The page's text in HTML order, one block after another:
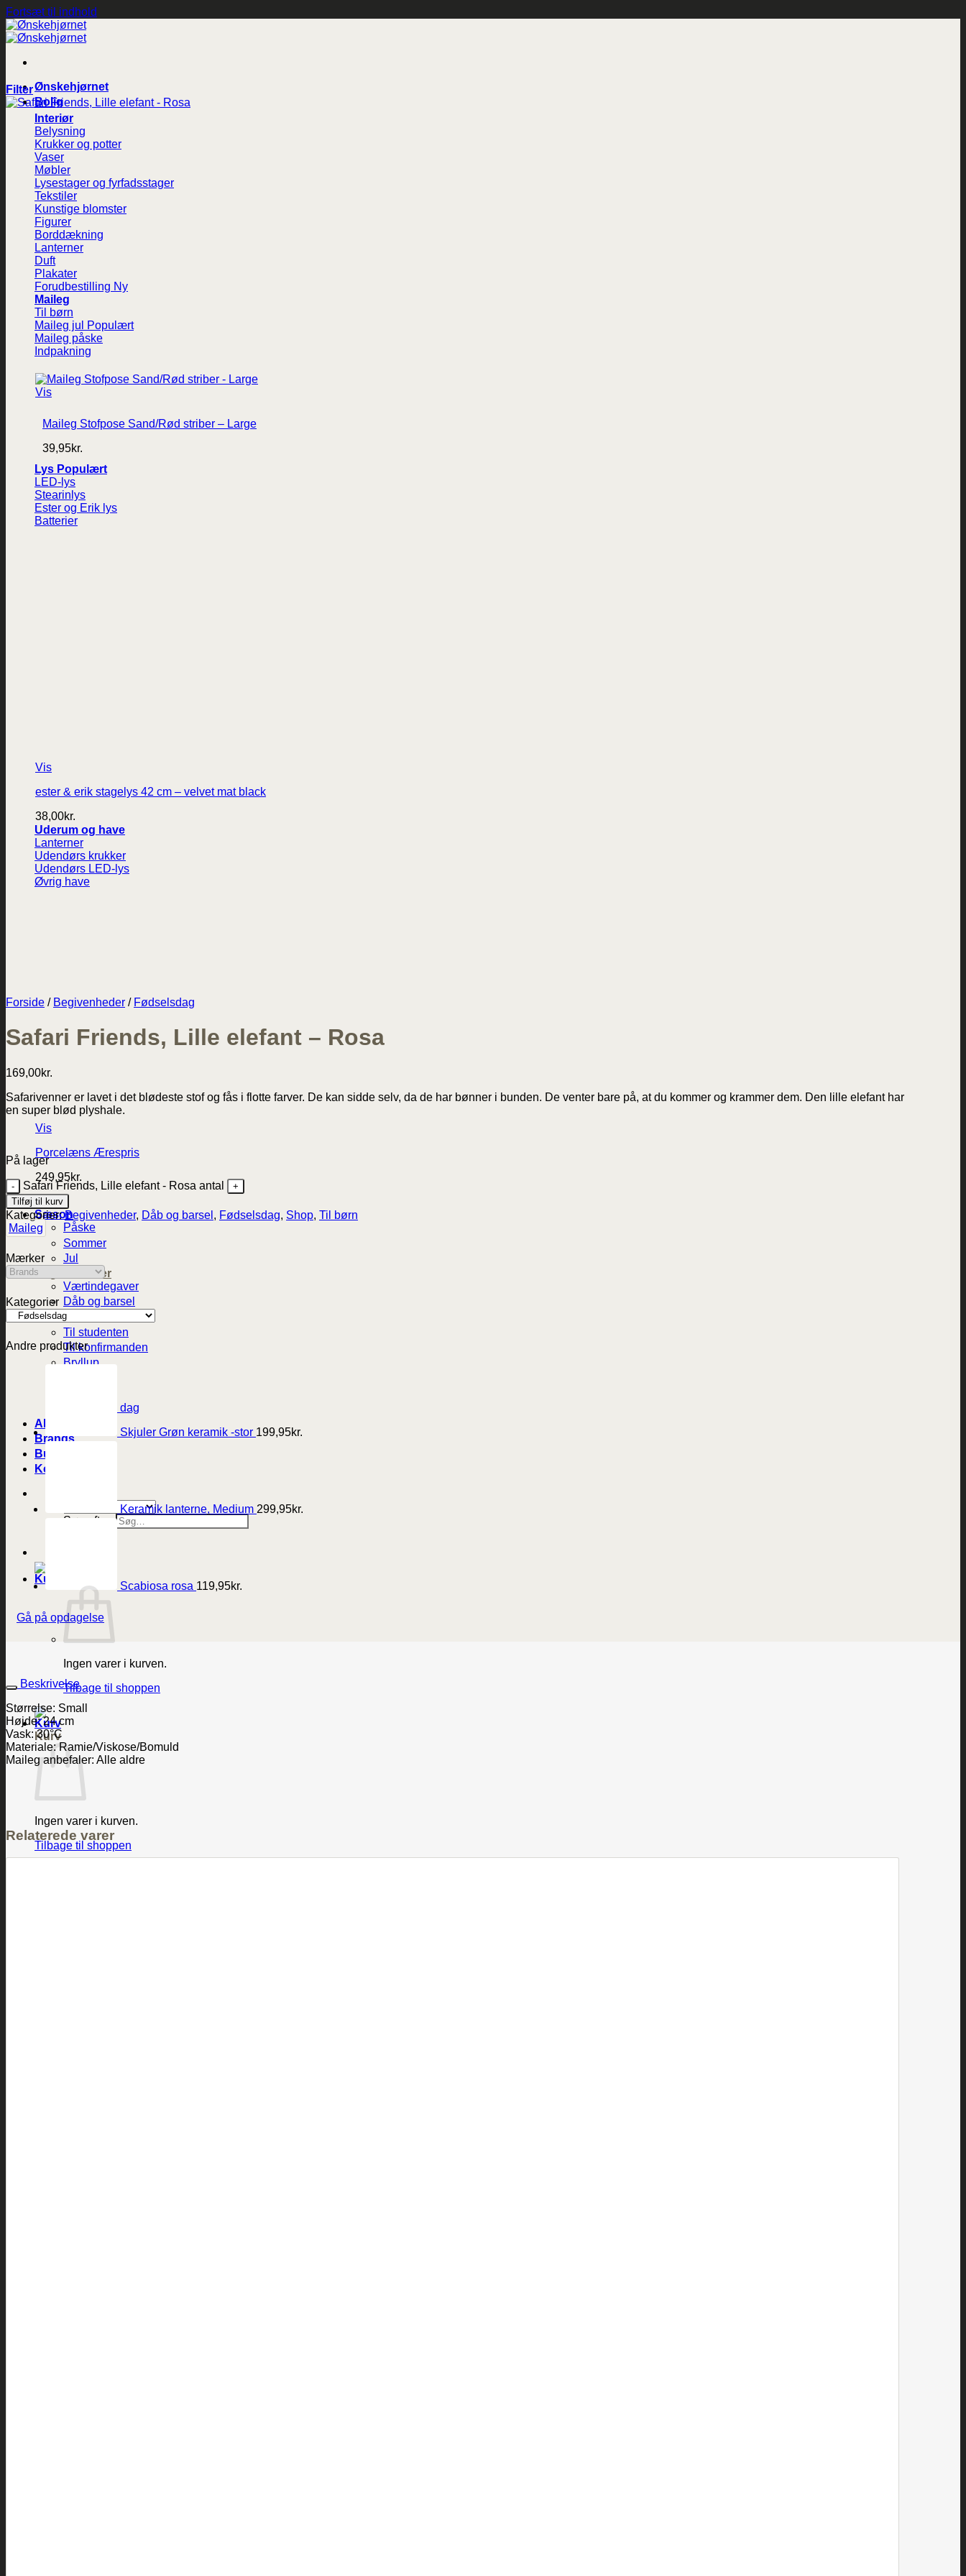
Fortsæt til indhold
Ønskehjørnet
Bolig
Interiør
Belysning
Krukker og potter
Vaser
Møbler
Lysestager og fyrfadsstager
Tekstiler
Kunstige blomster
Figurer
Borddækning
Lanterner
Duft
Plakater
Forudbestilling
Maileg
Til børn
Maileg jul
Maileg påske
Indpakning
Vis
Maileg Stofpose Sand/Rød striber – Large
39,95kr.
Lys
LED-lys
Stearinlys
Ester og Erik lys
Batterier
Vis
ester & erik stagelys 42 cm – velvet mat black
38,00kr.
Uderum og have
Lanterner
Udendørs krukker
Udendørs LED-lys
Øvrig have
Vis
Porcelæns Ærespris
249,95kr.
Sæson
Påske
Sommer
Jul
Begivenheder
Værtindegaver
Dåb og barsel
Fødselsdag
Til studenten
Til konfirmanden
Bryllup
Valentines dag
Alle produkter
Brands
Butikken
Kontakt
Søg efter:
Ingen varer i kurven.
Tilbage til shoppen
Kurv
Ingen varer i kurven.
Tilbage til shoppen
Filter
Forside / Begivenheder / Fødselsdag
Safari Friends, Lille elefant – Rosa
169,00kr.
Safarivenner er lavet i det blødeste stof og fås i flotte farver. De kan sidde selv, da de har bønner i bunden. De venter bare på, at du kommer og krammer dem. Den lille elefant har
en super blød plyshale.
På lager
Safari Friends, Lille elefant - Rosa antal
Tilføj til kurv
Kategorier:Begivenheder, Dåb og barsel , Fødselsdag, Shop, Til børn
Maileg
Mærker
Kategorier
Andre produkter
Skjuler Grøn keramik -stor 199,95kr.
Keramik lanterne, Medium 299,95kr.
Scabiosa rosa 119,95kr.
Gå på opdagelse
Beskrivelse
Størrelse: Small
Højde: 24 cm
Vask: 30°C
Materiale: Ramie/Viskose/Bomuld
Maileg anbefaler: Alle aldre
Relaterede varer